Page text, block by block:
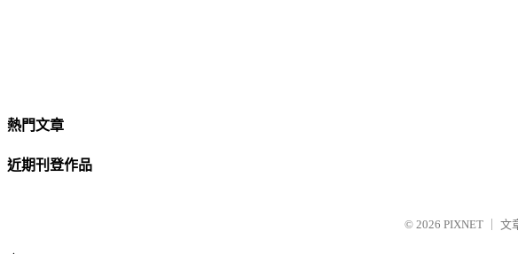
熱門文章
近期刊登作品
© 2026 PIXNET 文